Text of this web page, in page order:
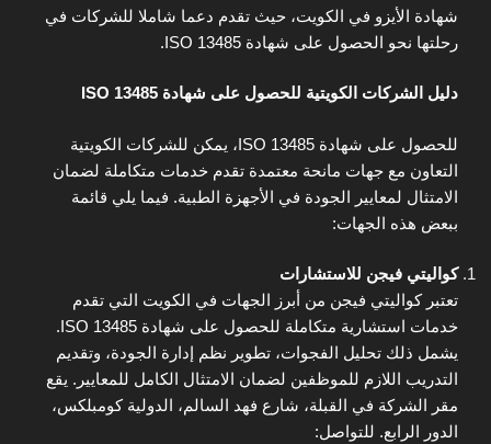
شهادة الأيزو في الكويت، حيث تقدم دعما شاملا للشركات في
رحلتها نحو الحصول على شهادة ISO 13485.
دليل الشركات الكويتية للحصول على شهادة ISO 13485
للحصول على شهادة ISO 13485، يمكن للشركات الكويتية
التعاون مع جهات مانحة معتمدة تقدم خدمات متكاملة لضمان
الامتثال لمعايير الجودة في الأجهزة الطبية. فيما يلي قائمة
ببعض هذه الجهات:
كواليتي فيجن للاستشارات
تعتبر كواليتي فيجن من أبرز الجهات في الكويت التي تقدم
خدمات استشارية متكاملة للحصول على شهادة ISO 13485.
يشمل ذلك تحليل الفجوات، تطوير نظم إدارة الجودة، وتقديم
التدريب اللازم للموظفين لضمان الامتثال الكامل للمعايير. يقع
مقر الشركة في القبلة، شارع فهد السالم، الدولية كومبلكس،
الدور الرابع. للتواصل: